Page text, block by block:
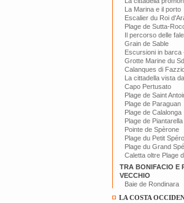
La Marina e il porto
Escalier du Roi
Plage de Sutta-
Il percorso delle
Grain de Sable
Escursioni in barca
Grotte Marine du
Calanques di
La cittadella vista
Capo Pertusato
Plage de Saint
Plage de Paraguan
Plage de Calalonga
Plage de Piantarella
Pointe de Spèrone
Plage du Petit
Plage du Grand
Caletta oltre Plage
TRA BONIFACIO E
VECCHIO
Baie de Rondinara
LA COSTA